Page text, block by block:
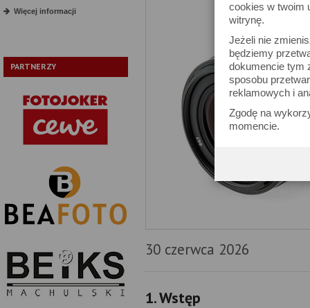
cookies w twoim
witrynę.
Jeżeli nie
będziemy
dokumencie tym
sposobu
reklamowych i
Zgodę na
momencie.
Więcej informacji
PARTNERZY
30 czerwca 2026
1. Wstęp